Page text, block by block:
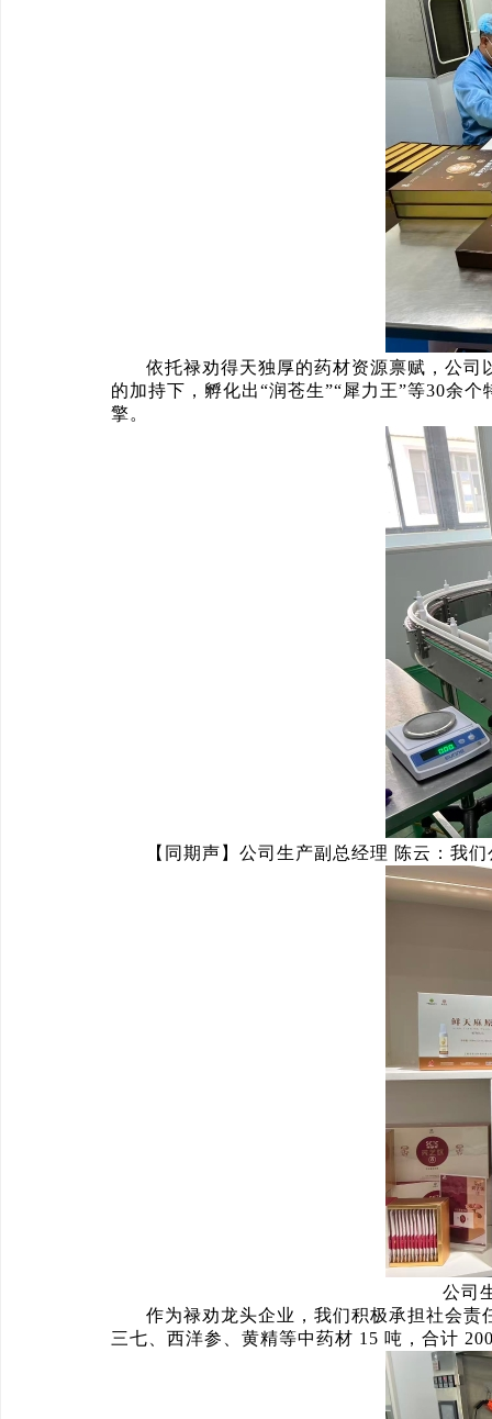
依托禄劝得天独厚的药材资源禀赋，公司
的加持下，孵化出“润苍生”“犀力王”等30余
擎。
【同期声】公司生产副总经理 陈云：我
公司生产副总经
作为禄劝龙头企业，我们积极承担社会
三七、西洋参、黄精等中药材 15 吨，合计